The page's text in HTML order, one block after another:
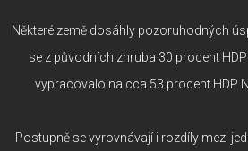
Některé země dosáhly pozoruhodných
se z původních zhruba 30 procent
vypracovalo na cca 53 procent HDP
Postupně se vyrovnávají i rozdíly mezi